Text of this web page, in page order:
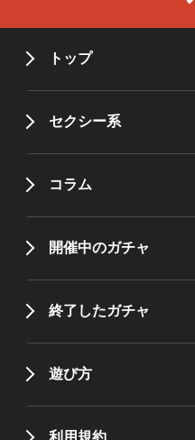
トップ
セクシー系
コラム
開催中のガチャ
終了したガチャ
遊び方
利用規約